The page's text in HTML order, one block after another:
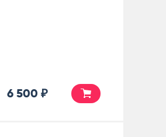
6 500 ₽